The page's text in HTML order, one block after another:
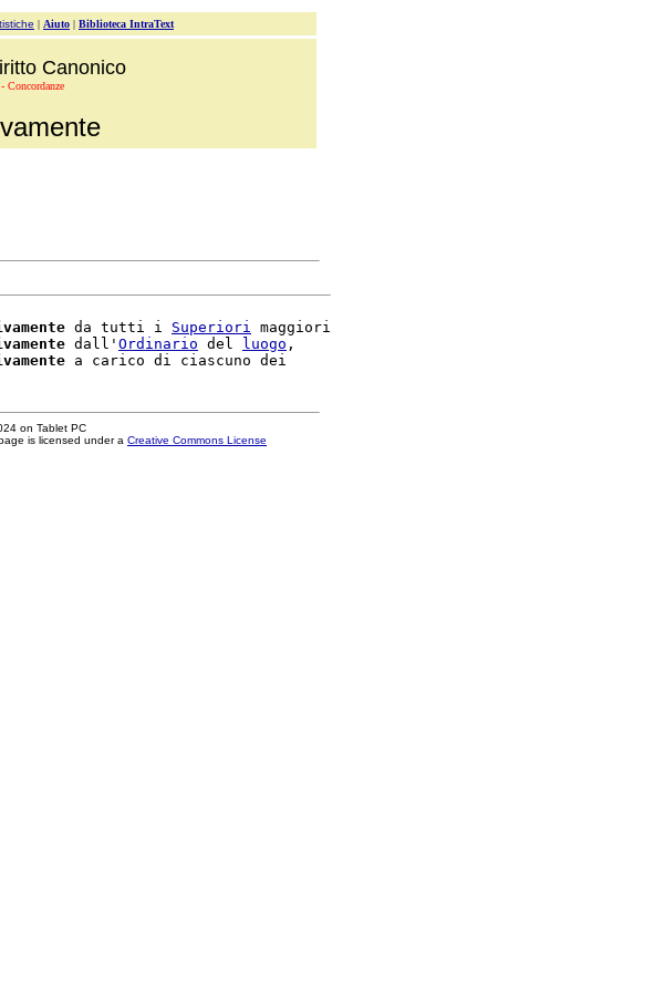
| Aiuto | Biblioteca IntraText
Canonico
Concordanze
da tutti i Superiori maggiori
dall' Ordinario del luogo ,
on Tablet PC
is licensed under a Creative Commons License